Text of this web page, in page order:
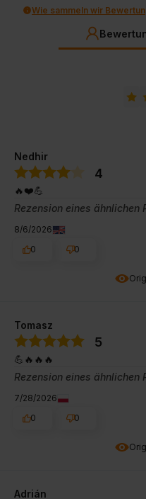
Wie sammeln wir
Nedhir
4
🔥❤️💪
Rezension eines ähnlichen
8/6/2026
0
0
Tomasz
5
💪🔥🔥🔥
Rezension eines ähnlichen
7/28/2026
0
0
Adrián